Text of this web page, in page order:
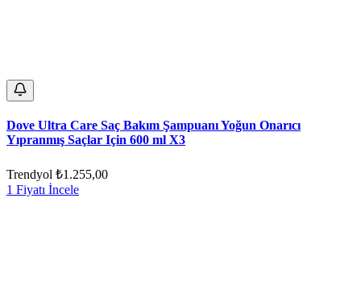
Dove Ultra Care Saç Bakım Şampuanı Yoğun Onarıcı
Yıpranmış Saçlar Için 600 ml X3
Trendyol ₺1.255,00
1 Fiyatı İncele